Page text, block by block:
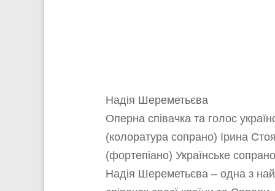
Надія Шереметьєва
Оперна співачка та голос
(колоратура сопрано) Ірина
(фортепіано) Українське сопрано
Надія Шереметьєва – одна з